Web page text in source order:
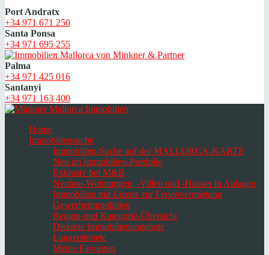
Port Andratx
+34 971 671 250
Santa Ponsa
+34 971 695 255
Palma
+34 971 425 016
Santanyi
+34 971 163 400
Home
Immobiliensuche
Immobilien-Suche auf der MALLORCA-KARTE
Neu im Immobilien-Portfolio
Exklusiv bei M&B
Neubau-Wohnungen, -Villen und -Häuser in Anlagen
Immobilien mit Lizenz zur Ferienvermietung
Gewerbeimmobilien
Region-und Kategorie-Übersicht
Diskrete Immobilienangebote
Langzeitmiete
Meine Favoriten